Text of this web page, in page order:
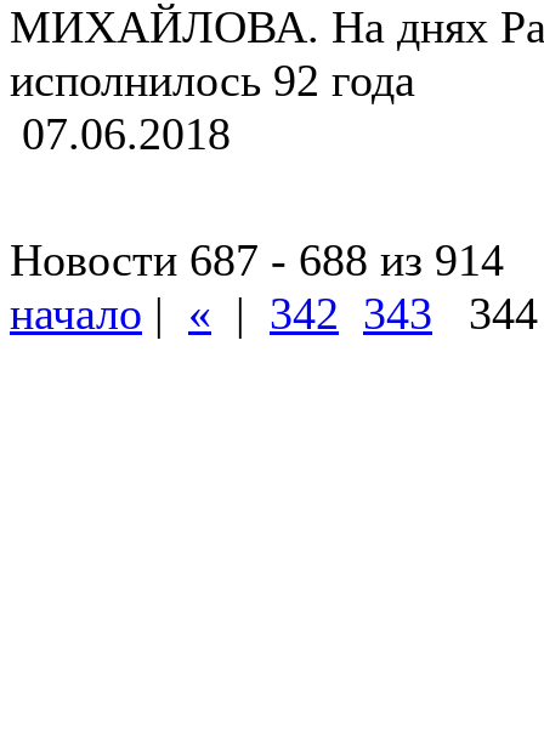
МИХАЙЛОВА. На днях
исполнилось 92 года
07.06.2018
Новости 687 - 688 из 914
начало | « | 342 343